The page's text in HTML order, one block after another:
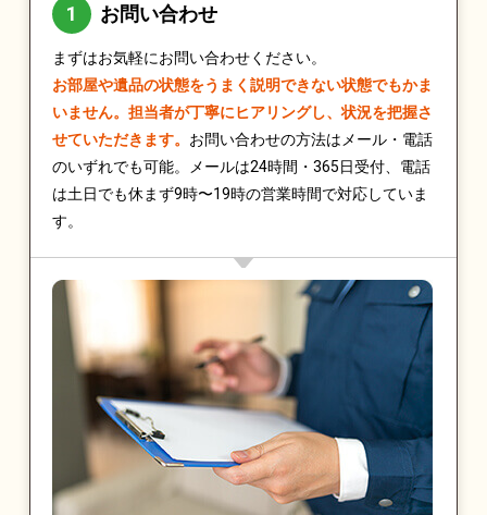
お問い合わせ
まずはお気軽にお問い合わせください。
お部屋や遺品の状態をうまく説明できない状態でもかま
いません。担当者が丁寧にヒアリングし、状況を把握さ
せていただきます。 お問い合わせの方法はメール・電話
のいずれでも可能。メールは24時間・365日受付、電話
は土日でも休まず9時〜19時の営業時間で対応していま
す。